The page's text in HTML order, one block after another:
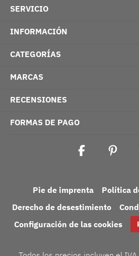
SERVICIO
INFORMACIÓN
CATEGORÍAS
MARCAS
RECENSIONES
FORMAS DE PAGO
Pie de imprenta
Política
Derecho de desestimiento
Configuración de las cookies